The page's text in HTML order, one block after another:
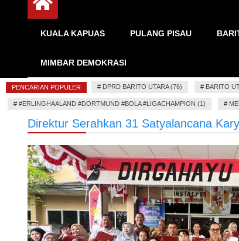
KUALA KAPUAS PULANG PISAU
MIMBAR DEMOKRASI
PENCARIAN POPULER # DPRD BARITO UTARA (76) # BARITO
# #ERLINGHAALAND #DORTMUND #BOLA #LIGACHAMPION (1) #
Direktur Serahkan 31 Satyalancana